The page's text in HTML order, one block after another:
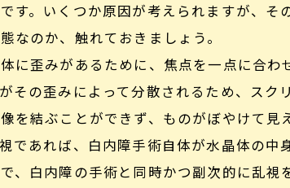
す。いくつか原因が考えられますが、そ
なのか、触れておきましょう。
に歪みがあるために、焦点を一点に合わ
その歪みによって分散されるため、スク
を結ぶことができず、ものがぼやけて見
であれば、白内障手術自体が水晶体の中
、白内障の手術と同時かつ副次的に乱視